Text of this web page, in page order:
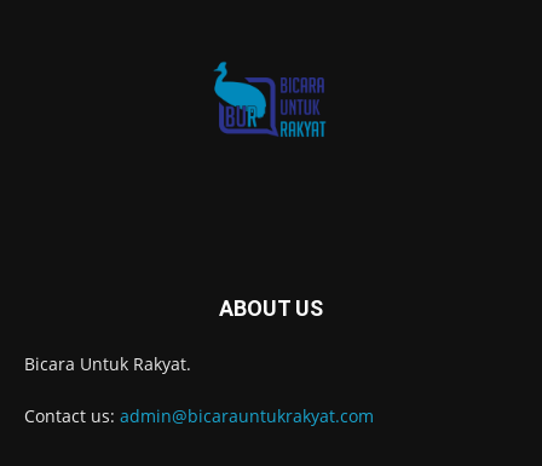
ABOUT US
Bicara Untuk Rakyat.
Contact us: admin@bicarauntukrakyat.com